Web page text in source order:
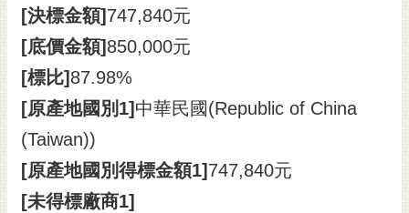
[決標金額] 747,840元
[底價金額] 850,000元
[標比] 87.98%
[原產地國別1] 中華民國(Republic of China
(Taiwan))
[原產地國別得標金額1] 747,840元
[未得標廠商1]